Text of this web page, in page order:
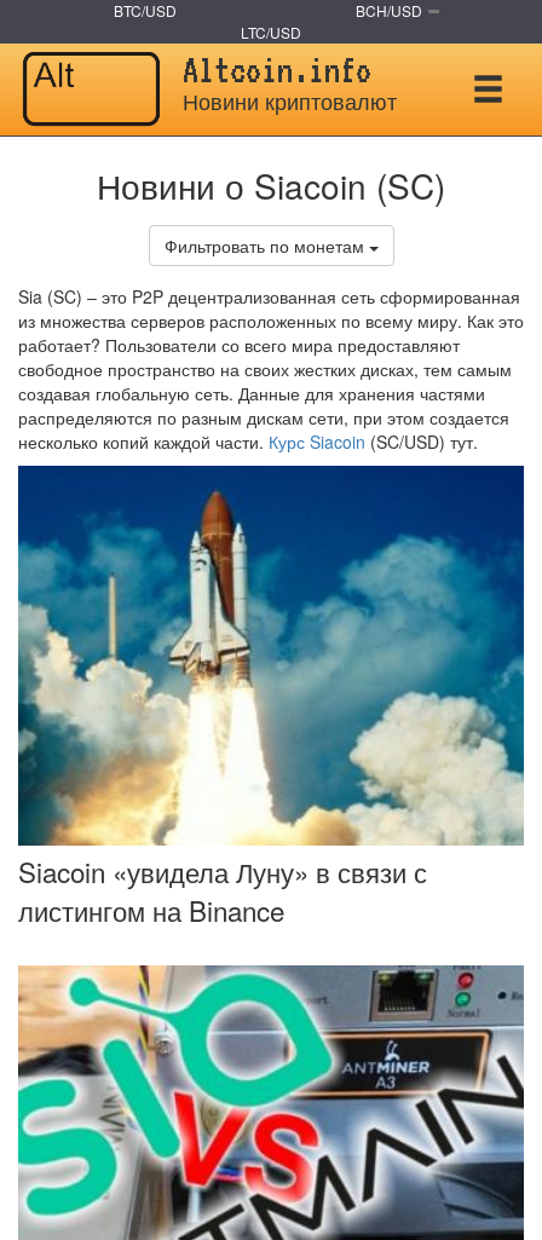
BTC/USD
BCH/USD
LTC/USD
Altcoin.info
Новини криптовалют
Новини о Siacoin (SC)
Фильтровать по монетам
Sia (SC) – это P2P децентрализованная сеть сформированная
из множества серверов расположенных по всему миру. Как это
работает? Пользователи со всего мира предоставляют
свободное пространство на своих жестких дисках, тем самым
создавая глобальную сеть. Данные для хранения частями
распределяются по разным дискам сети, при этом создается
несколько копий каждой части. Курс Siacoin (SC/USD) тут.
Siacoin «увидела Луну» в связи с
листингом на Binance